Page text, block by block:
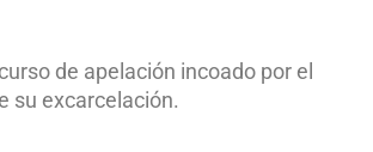
de apelación incoado por el
su excarcelación.